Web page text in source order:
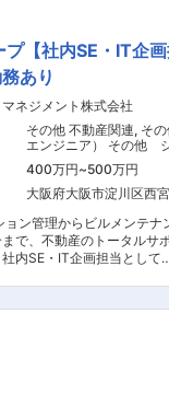
て設計職の勤続年数は6～20
い環境です。設計職は全
てもなじみやすいく、平均
で安定して働くことができ
案の段階から深く業務に
何よりの醍醐味です。多数
喜びを分かち合える環境も
【社内SE・IT企
あり
ネジメント株式会社
その他 不動産関連, そ
エンジニア） その他
運用
400万円~500万円
大阪府大阪市淀川区西
ョン管理からビルメンテナ
で、不動産のトータルサ
内SE・IT企画担当として